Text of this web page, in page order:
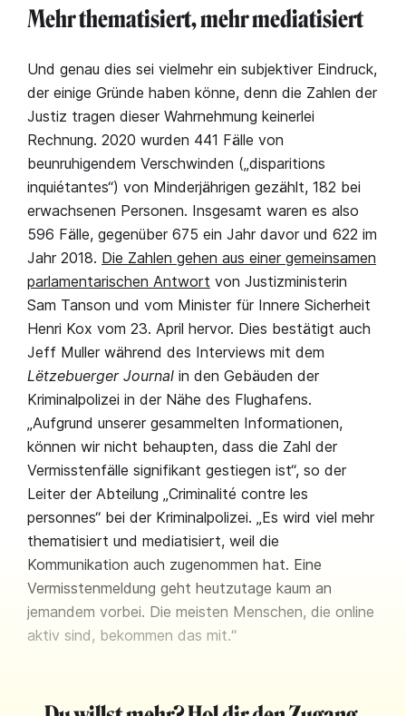
Mehr thematisiert, mehr mediatisiert
Und genau dies sei vielmehr ein subjektiver Eindruck,
der einige Gründe haben könne, denn die Zahlen der
Justiz tragen dieser Wahrnehmung keinerlei
Rechnung. 2020 wurden 441 Fälle von
beunruhigendem Verschwinden („disparitions
inquiétantes“) von Minderjährigen gezählt, 182 bei
erwachsenen Personen. Insgesamt waren es also
596 Fälle, gegenüber 675 ein Jahr davor und 622 im
Jahr 2018. Die Zahlen gehen aus einer gemeinsamen
parlamentarischen Antwort von Justizministerin
Sam Tanson und vom Minister für Innere Sicherheit
Henri Kox vom 23. April hervor. Dies bestätigt auch
Jeff Muller während des Interviews mit dem
Lëtzebuerger Journal in den Gebäuden der
Kriminalpolizei in der Nähe des Flughafens.
„Aufgrund unserer gesammelten Informationen,
können wir nicht behaupten, dass die Zahl der
Vermisstenfälle signifikant gestiegen ist“, so der
Leiter der Abteilung „Criminalité contre les
personnes“ bei der Kriminalpolizei. „Es wird viel mehr
thematisiert und mediatisiert, weil die
Kommunikation auch zugenommen hat. Eine
Vermisstenmeldung geht heutzutage kaum an
jemandem vorbei. Die meisten Menschen, die online
aktiv sind, bekommen das mit.“